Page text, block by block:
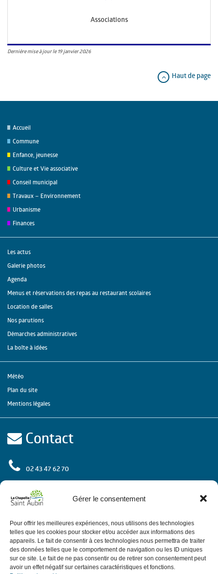
Gérer le consentement
Pour offrir les meilleures expériences, nous utilisons des technologies
telles que les cookies pour stocker et/ou accéder aux informations des
appareils. Le fait de consentir à ces technologies nous permettra de traiter
des données telles que le comportement de navigation ou les ID uniques
sur ce site. Le fait de ne pas consentir ou de retirer son consentement peut
avoir un effet négatif sur certaines caractéristiques et fonctions.
Associations
Dernière mise à jour le 19 janvier 2026
Haut de page
Accueil
Commune
Enfance, jeunesse
Culture et Vie associative
Conseil municipal
Travaux – Environnement
Urbanisme
Finances
Les actus
Galerie photos
Agenda
Menus et réservations des repas au restaurant scolaires
Location de salles
Nos parutions
Démarches administratives
La boîte à idées
Météo
Plan du site
Mentions légales
Contact
02 43 47 62 70
rue de l'Europe
72 650 La Chapelle Saint Aubin
Contactez-nous
Horaires